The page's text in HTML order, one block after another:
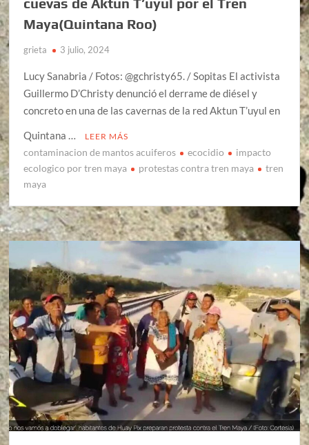
cuevas de Aktun T’uyul por el Tren
Maya(Quintana Roo)
grieta 3 julio, 2024
Lucy Sanabria / Fotos: @gchristy65. / Sopitas El activista
Guillermo D’Christy denunció el derrame de diésel y
concreto en una de las cavernas de la red Aktun T’uyul en
Quintana …
LEER MÁS
contaminacion de mantos acuiferos ecocidio
impacto
ecologico por tren maya
protestas contra tren maya
tren
maya